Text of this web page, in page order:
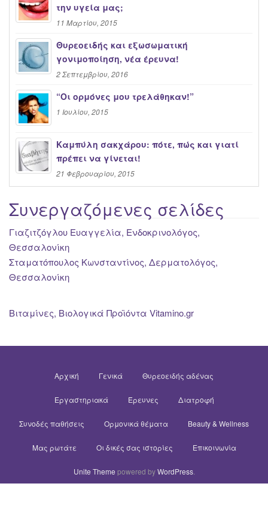
την υγεία μας;
11 Μαρτίου, 2015
Θυρεοειδής και εξωσωματική
γονιμοποίηση, νέα έρευνα!
2 Σεπτεμβρίου, 2016
“Oι ορμόνες μου τρελάθηκαν!”
1 Ιουλίου, 2015
Καμπύλη σακχάρου: πότε, πώς και γιατί
πρέπει να γίνεται!
21 Φεβρουαρίου, 2015
Συνεργαζόμενες σελίδες
Γιαζιτζόγλου Ευαγγελία, Ενδοκρινολόγος,
Θεσσαλονίκη
Σταματόπουλος Κωνσταντίνος, Δερματολόγος,
Θεσσαλονίκη
Βιταμίνες, Βιολογικά Προϊόντα Vitamino.gr
Αρχική Γενικά Θυρεοειδής αδένας
Εργαστηριακά Έρευνες Διατροφή
Συνοδές παθήσεις Ορμονικά θέματα Beauty & Wellness
Μας ρωτάτε Οι δικές σας ιστορίες Επικοινωνία
Unite Theme powered byWordPress.